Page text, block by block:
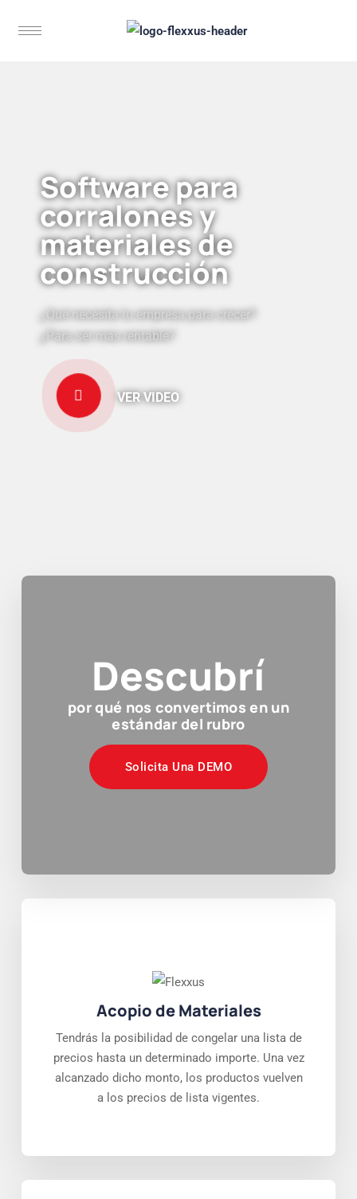
Software para
corralones y
materiales de
construcción
¿Qué necesita tu empresa para crecer?
¿Para ser más rentable?
VER VIDEO
Descubrí
por qué nos convertimos en un
estándar del rubro
Solicita Una DEMO
Acopio de Materiales
Tendrás la posibilidad de congelar una lista de
precios hasta un determinado importe. Una vez
alcanzado dicho monto, los productos vuelven
a los precios de lista vigentes.